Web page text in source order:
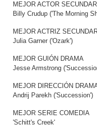
MEJOR ACTOR
Billy Crudup ('The Morning
MEJOR ACTRIZ
Julia Garner ('Ozark')
MEJOR GUIÓN DRAMA
Jesse Armstrong
MEJOR DIRECCIÓN
Andrij Parekh ('Succession')
MEJOR SERIE COMEDIA
'Schitt's Creek'